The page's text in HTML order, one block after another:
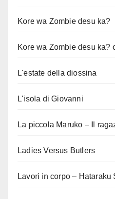
Kore wa Zombie desu ka?
Kore wa Zombie desu ka?
L'estate della diossina
L'isola di Giovanni
La piccola Maruko – Il
Ladies Versus Butlers
Lavori in corpo – Hataraku